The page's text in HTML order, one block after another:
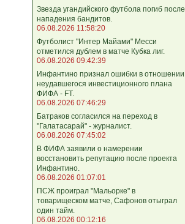
Звезда угандийского футбола погиб после
нападения бандитов.
06.08.2026 11:58:20
Футболист "Интер Майами" Месси
отметился дублем в матче Кубка лиг.
06.08.2026 09:42:39
Инфантино признал ошибки в отношении
неудавшегося инвестиционного плана
ФИФА - FT.
06.08.2026 07:46:29
Батраков согласился на переход в
"Галатасарай" - журналист.
06.08.2026 07:45:02
В ФИФА заявили о намерении
восстановить репутацию после проекта
Инфантино.
06.08.2026 01:07:01
ПСЖ проиграл "Мальорке" в
товарищеском матче, Сафонов отыграл
один тайм.
06.08.2026 00:12:16